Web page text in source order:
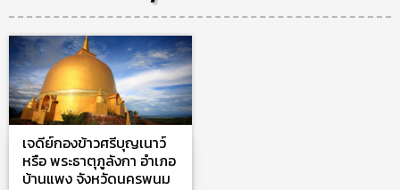
เจดีย์กองข้าวศรีบุญเนาว์
หรือ พระธาตุภูลังกา อำเภอ
บ้านแพง จังหวัดนครพนม